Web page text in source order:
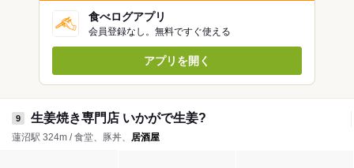
食べログアプリ
会員登録なし。無料ですぐ使える
アプリを開く
9 生姜焼き専門店 いかがで生姜?
蓮沼駅 324m / 食堂、豚丼、 居酒屋